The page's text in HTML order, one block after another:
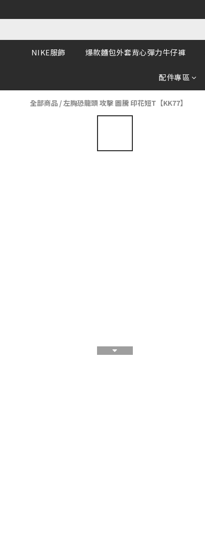
NIKE服飾 爆款麵包外套背心彈力牛仔褲
配件專區
全部商品 /左胸恐龍頭 攻擊 圖騰 印花短T【KK77】